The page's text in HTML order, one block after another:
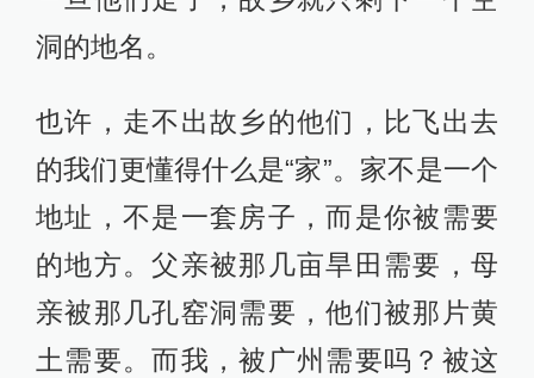
洞的地名。
也许，走不出故乡的他们，比飞出去
的我们更懂得什么是“家”。家不是一个
地址，不是一套房子，而是你被需要
的地方。父亲被那几亩旱田需要，母
亲被那几孔窑洞需要，他们被那片黄
土需要。而我，被广州需要吗？被这